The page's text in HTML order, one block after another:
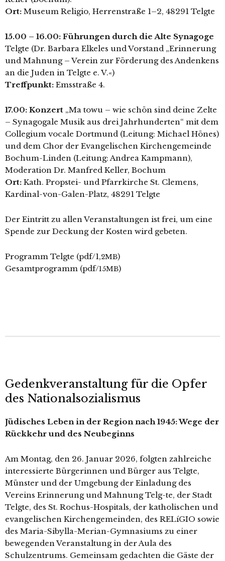
Ort: Museum Religio, Herrenstraße 1–2, 48291 Telgte
15.00 – 16.00: Führungen durch die Alte Synagoge
Telgte (Dr. Barbara Elkeles und Vorstand „Erinnerung
und Mahnung – Verein zur Förderung des Andenkens
an die Juden in Telgte e. V.«)
Treffpunkt: Emsstraße 4.
17.00: Konzert „Ma towu – wie schön sind dei­ne Zelte
– Synagogale Musik aus drei Jahrhunderten“ mit dem
Collegium voca­le Dortmund (Leitung: Michael Hönes)
und dem Chor der Evangelischen Kirchengemeinde
Bochum-Linden (Leitung: Andrea Kampmann),
Moderation Dr. Manfred Keller, Bochum
Ort: Kath. Propstei- und Pfarrkirche St. Clemens,
Kardinal-von-Galen-Platz, 48291 Telgte
Der Eintritt zu allen Veranstaltungen ist frei, um eine
Spende zur Deckung der Kosten wird gebeten.
Programm Telgte (pdf/1,2MB)
Gesamtprogramm (pdf/15MB)
Gedenkveranstaltung für die Opfer
des Nationalsozialismus
Jüdisches Leben in der Region nach 1945: Wege der
Rückkehr und des Neubeginns
Am Montag, den 26. Januar 2026, folg­ten zahl­rei­che
inter­es­sier­te Bürgerinnen und Bürger aus Telgte,
Münster und der Umgebung der Einladung des
Vereins Erinnerung und Mahnung Telg-te, der Stadt
Telgte, des St. Rochus-Hospitals, der katho­li­schen und
evan­ge­li­schen Kirchengemeinden, des RELíGIO sowie
des Maria-Sibylla-Merian-Gymnasiums zu einer
bewe­gen­den Veranstaltung in der Aula des
Schulzentrums. Gemeinsam gedach­ten die Gäste der